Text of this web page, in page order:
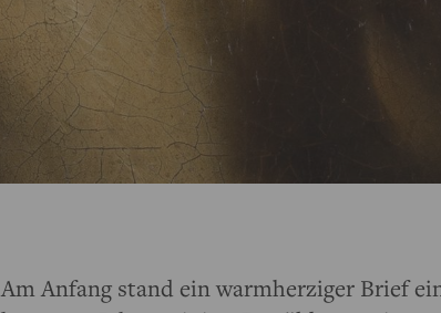
Am Anfang stand ein warmherziger Brief